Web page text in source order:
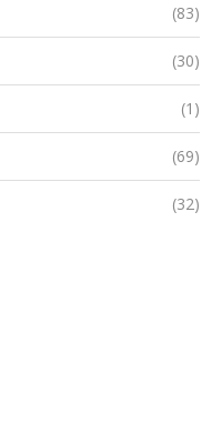
(83)
(30)
(1)
(69)
(32)